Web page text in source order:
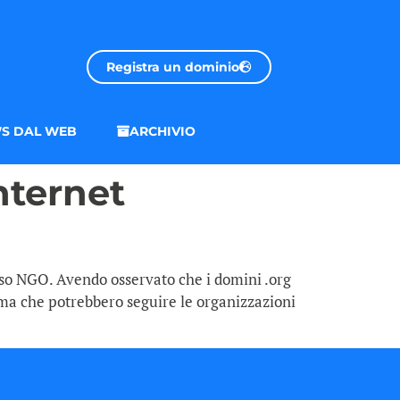
Registra un dominio
DAL WEB ARCHIVIO
Avendo osservato che i domini .org
che potrebbero seguire le organizzazioni